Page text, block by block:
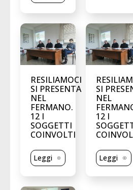
RESILIAMOCI
SI PRESENTA
NEL
FERMANO.
12 I
SOGGETTI
COINVOLTI
Leggi
SI
NEL
12 I
Leggi